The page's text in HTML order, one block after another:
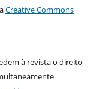
Creative Commons
à revista o direito